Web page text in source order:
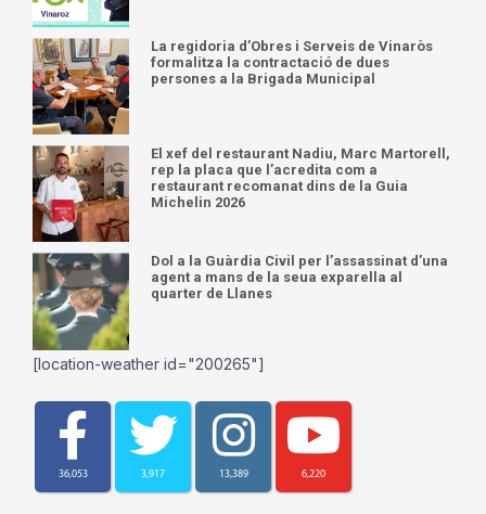
La regidoria d’Obres i Serveis de Vinaròs
formalitza la contractació de dues
persones a la Brigada Municipal
El xef del restaurant Nadiu, Marc Martorell,
rep la placa que l’acredita com a
restaurant recomanat dins de la Guia
Michelin 2026
Dol a la Guàrdia Civil per l’assassinat d’una
agent a mans de la seua exparella al
quarter de Llanes
[location-weather id="200265"]
36,053 3,917 13,389 6,220